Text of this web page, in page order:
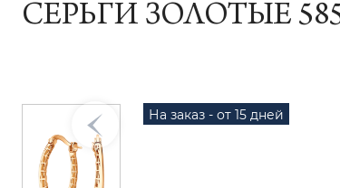
СЕРЬГИ ЗОЛОТЫЕ
На заказ - от 15 дней